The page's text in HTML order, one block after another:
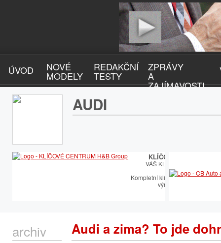
ÚVOD NOVÉ
MODELY
REDAKČNÍ
TESTY
ZPRÁVY
A
ZAJÍMAVOSTI
AUDI
KLÍČOVÉ CENTRUM
VÁŠ KLÍČOVÝ PARTNER
Kompletní klíčařský sortiment
výroby autoklíčů
Audi a zima? To jde
archiv